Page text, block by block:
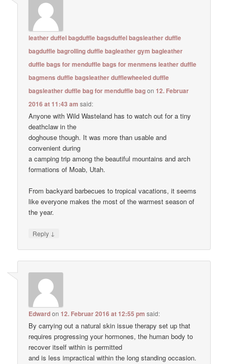
leather duffel bagduffle bagsduffel bagsleather duffle
bagduffle bagrolling duffle bagleather gym bagleather
duffle bags for menduffle bags for menmens leather duffle
bagmens duffle bagsleather dufflewheeled duffle
bagsleather duffle bag for menduffle bagon12. Februar
2016 at 11:43 am said:
Anyone with Wild Wasteland has to watch out for a tiny
deathclaw in the
doghouse though. It was more than usable and
convenient during
a camping trip among the beautiful mountains and arch
formations of Moab, Utah.
From backyard barbecues to tropical vacations, it seems
like everyone makes the most of the warmest season of
the year.
Reply ↓
Edwardon12. Februar 2016 at 12:55 pm said:
By carrying out a natural skin issue therapy set up that
requires progressing your hormones, the human body to
recover itself within is permitted
and is less impractical within the long standing occasion.